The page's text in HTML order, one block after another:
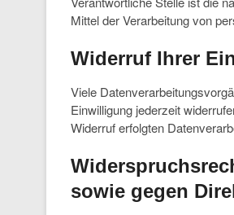
Mittel der Verarbeitung von
Widerruf Ihrer
Viele
Einwilligung jederzeit
Widerruf erfolgten
sowie gegen